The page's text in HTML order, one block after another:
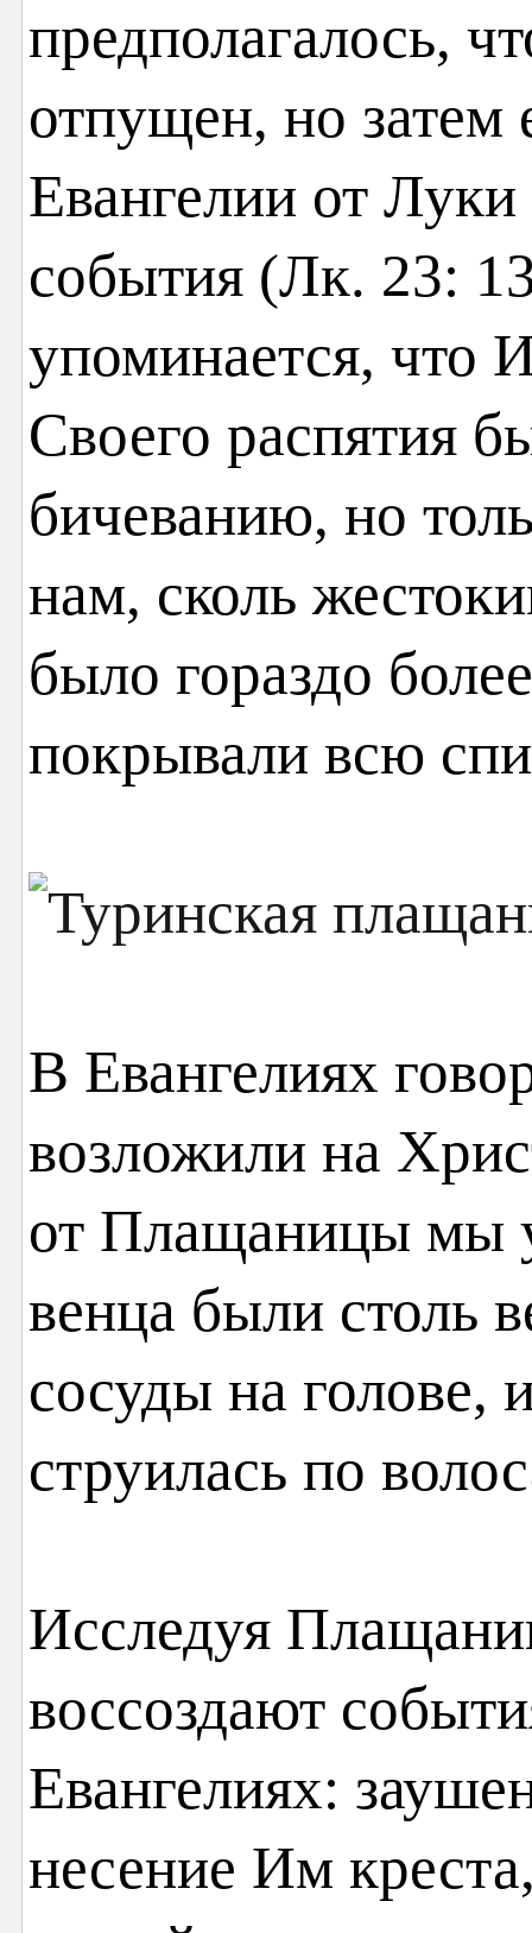
предполагалось,
отпущен, но затем
Евангелии от
события (Лк. 23:
упоминается, что
Своего распятия
бичеванию, но
нам, сколь
было гораздо
покрывали всю
В Евангелиях
возложили на
от Плащаницы мы
венца были столь
сосуды на голове,
струилась по
Исследуя
воссоздают
Евангелиях:
несение Им